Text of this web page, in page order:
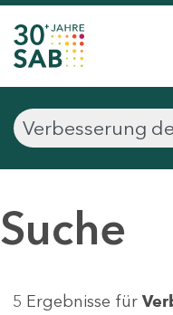
Suche
5 Ergebnisse für